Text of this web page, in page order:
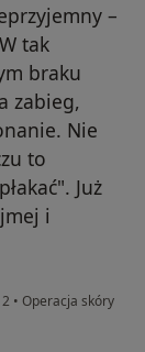
–
tak
braku
zabieg,
Nie
to
Już
i
• Operacja skóry